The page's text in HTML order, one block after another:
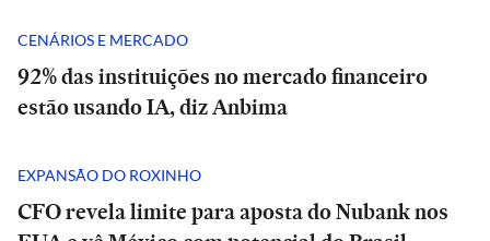
CENÁRIOS E MERCADO
92% das instituições no mercado financeiro
estão usando IA, diz Anbima
EXPANSÃO DO ROXINHO
CFO revela limite para aposta do Nubank nos